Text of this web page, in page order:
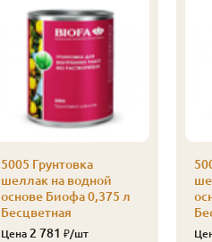
5005 Грунтовка
шеллак на водной
основе Биофа 0,375 л
Бесцветная
Цена 2 781 ₽/шт